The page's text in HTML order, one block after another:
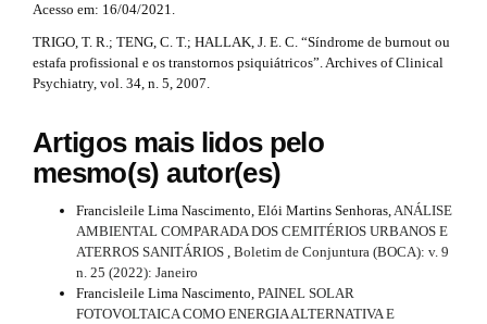
Acesso em: 16/04/2021.
TRIGO, T. R.; TENG, C. T.; HALLAK, J. E. C. “Síndrome de burnout ou
estafa profissional e os transtornos psiquiátricos”. Archives of Clinical
Psychiatry, vol. 34, n. 5, 2007.
Artigos mais lidos pelo
mesmo(s) autor(es)
Francisleile Lima Nascimento, Elói Martins Senhoras, ANÁLISE
AMBIENTAL COMPARADA DOS CEMITÉRIOS URBANOS E
ATERROS SANITÁRIOS Boletim de Conjuntura (BOCA): v. 9
n. 25 (2022): Janeiro
Francisleile Lima Nascimento, PAINEL SOLAR
FOTOVOLTAICA COMO ENERGIA ALTERNATIVA E